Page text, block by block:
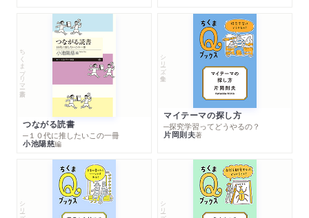
ちくまプリマー新書
つながる読書
─１０代に推したいこの一冊
小池陽慈編
シリーズ・全集
マイテーマの探し方
─探究学習ってどうやるの？
片岡則夫著
シリーズ・全集 シリーズ・全集